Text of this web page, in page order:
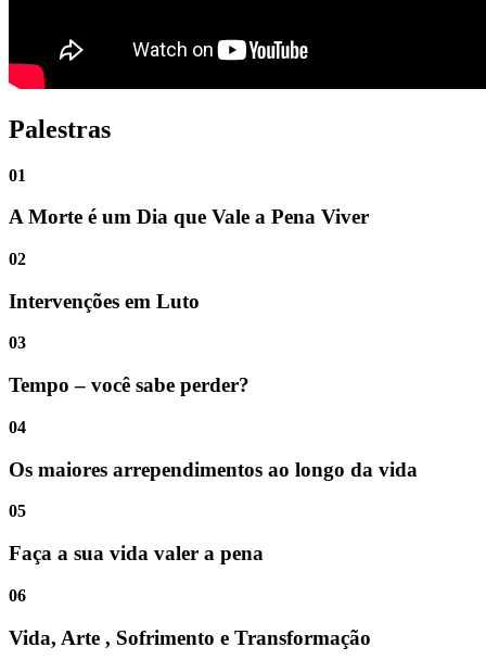
Palestras
01
A Morte é um Dia que Vale a Pena Viver
02
Intervenções em Luto
03
Tempo – você sabe perder?
04
Os maiores arrependimentos ao longo da vida
05
Faça a sua vida valer a pena
06
Vida, Arte , Sofrimento e Transformação